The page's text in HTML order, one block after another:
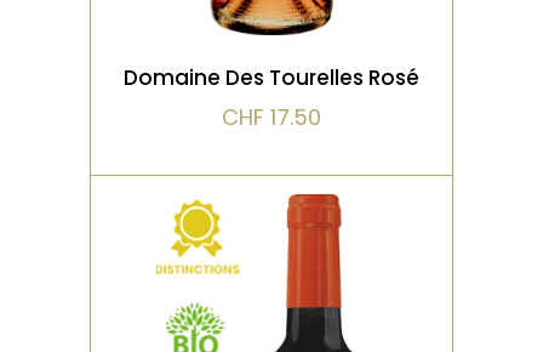
Domaine Des Tourelles Rosé
CHF 17.50